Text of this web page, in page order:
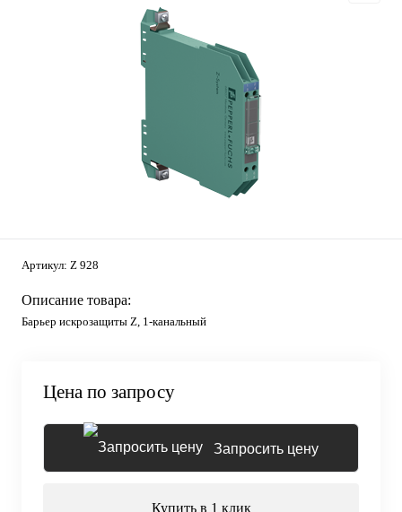
Артикул: Z 928
Описание товара:
Барьер искрозащиты Z, 1-канальный
Цена по запросу
Запросить цену
Купить в 1 клик